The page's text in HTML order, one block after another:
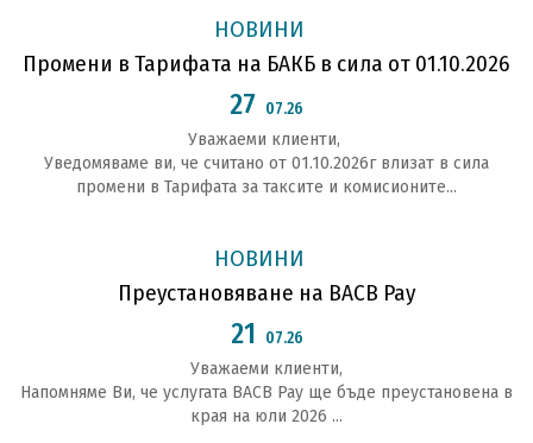
НОВИНИ
Промени в Тарифата на БАКБ в сила от 01.10.2026
27 07.26
Уважаеми клиенти,
Уведомяваме ви, че считано от 01.10.2026г влизат в сила
промени в Тарифата за таксите и комисионите...
НОВИНИ
Преустановяване на BACB Pay
21 07.26
Уважаеми клиенти,
Напомняме Ви, че услугата BACB Pay ще бъде преустановена в
края на юли 2026 ...